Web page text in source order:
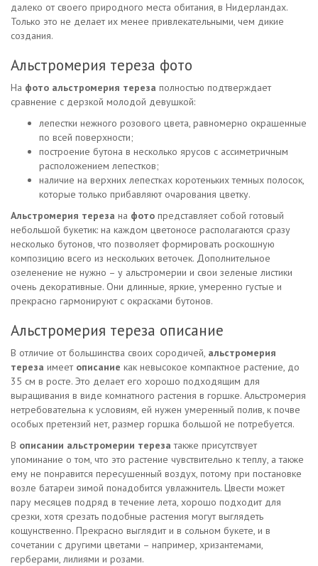
далеко от своего природного места обитания, в Нидерландах.
Только это не делает их менее привлекательными, чем дикие
создания.
Альстромерия тереза фото
На фото альстромерия тереза полностью подтверждает
сравнение с дерзкой молодой девушкой:
лепестки нежного розового цвета, равномерно окрашенные
по всей поверхности;
построение бутона в несколько ярусов с ассиметричным
расположением лепестков;
наличие на верхних лепестках коротеньких темных полосок,
которые только прибавляют очарования цветку.
Альстромерия тереза на фото представляет собой готовый
небольшой букетик: на каждом цветоносе располагаются сразу
несколько бутонов, что позволяет формировать роскошную
композицию всего из нескольких веточек. Дополнительное
озеленение не нужно – у альстромерии и свои зеленые листики
очень декоративные. Они длинные, яркие, умеренно густые и
прекрасно гармонируют с окрасками бутонов.
Альстромерия тереза описание
В отличие от большинства своих сородичей, альстромерия
тереза имеет описание как невысокое компактное растение, до
35 см в росте. Это делает его хорошо подходящим для
выращивания в виде комнатного растения в горшке. Альстромерия
нетребовательна к условиям, ей нужен умеренный полив, к почве
особых претензий нет, размер горшка большой не потребуется.
В описании альстромерии терезатакже присутствует
упоминание о том, что это растение чувствительно к теплу, а также
ему не понравится пересушенный воздух, потому при постановке
возле батареи зимой понадобится увлажнитель. Цвести может
пару месяцев подряд в течение лета, хорошо подходит для
срезки, хотя срезать подобные растения могут выглядеть
кощунственно. Прекрасно выглядит и в сольном букете, и в
сочетании с другими цветами – например, хризантемами,
герберами, лилиями и розами.